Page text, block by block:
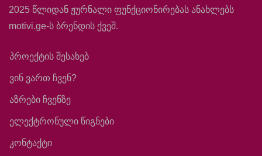
2025 წლიდან ჟურნალი ფუნქციონირებას ანახლებს
motivi.ge-ს ბრენდის ქვეშ.
პროექტის შესახებ
ვინ ვართ ჩვენ?
აზრები ჩვენზე
ელექტრონული წიგნები
კონტაქტი